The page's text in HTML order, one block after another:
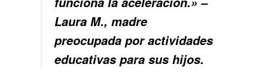
Laura M., madre
preocupada por actividades
educativas para sus hijos.